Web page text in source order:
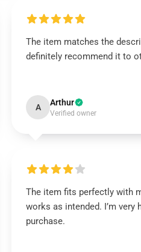
The item matches the
definitely recommend it to
A Arthur
Verified owner
The item fits perfectly with
works as intended. I’m very
purchase.